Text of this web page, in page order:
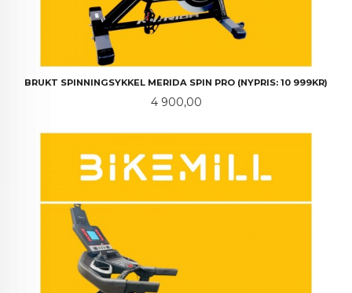
BRUKT SPINNINGSYKKEL MERIDA SPIN PRO (NYPRIS: 10 999KR)
Pris
4 900,00